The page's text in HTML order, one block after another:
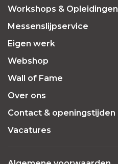
Workshops & Opleidingen
Messenslijpservice
Eigen werk
Webshop
Wall of Fame
Over ons
Contact & openingstijden
Vacatures